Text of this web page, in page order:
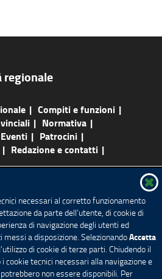
necessari al corretto funzionamento
da parte dell’utente, di cookie di
di navigazione degli utenti ed
a disposizione. SelezionandoAccetta
di cookie di terze parti. Chiudendo il
cookie tecnici necessari alla navigazione e
non essere disponibili. Per
regionale
Compiti e funzioni
Normativa
Eventi
Patrocini
Redazione e contatti
legali
Accessibilità
Cookie